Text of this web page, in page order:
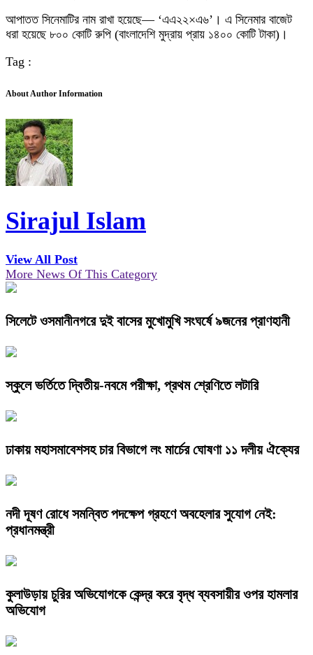
আপাতত সিনেমাটির নাম রাখা হয়েছে— ‘এএ২২×এ৬’। এ সিনেমার বাজেট
ধরা হয়েছে ৮০০ কোটি রুপি (বাংলাদেশি মুদ্রায় প্রায় ১৪০০ কোটি টাকা)।
Tag :
About Author Information
Sirajul Islam
View All Post
More News Of This Category
সিলেটে ওসমানীনগরে দুই বাসের মুখোমুখি সংঘর্ষে ৯জনের প্রাণহানী
স্কুলে ভর্তিতে দ্বিতীয়-নবমে পরীক্ষা, প্রথম শ্রেণিতে লটারি
ঢাকায় মহাসমাবেশসহ চার বিভাগে লং মার্চের ঘোষণা ১১ দলীয় ঐক্যের
নদী দূষণ রোধে সমন্বিত পদক্ষেপ গ্রহণে অবহেলার সুযোগ নেই:
প্রধানমন্ত্রী
কুলাউড়ায় চুরির অভিযোগকে কেন্দ্র করে বৃদ্ধ ব্যবসায়ীর ওপর হামলার
অভিযোগ